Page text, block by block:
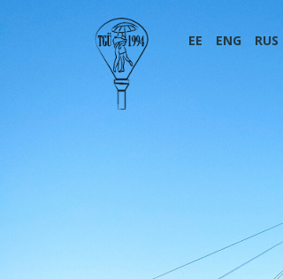
EE ENG RUS